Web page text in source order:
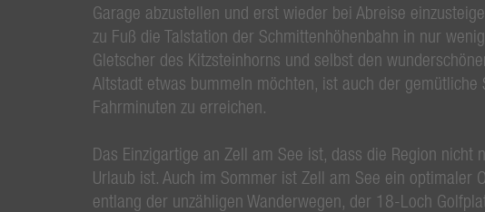
Garage abzustellen und erst wieder bei Abreise
zu Fuß die Talstation der Schmittenhöhenbahn in nur
Gletscher des Kitzsteinhorns und selbst den
Altstadt etwas bummeln möchten, ist auch der
Fahrminuten zu erreichen.
Das Einzigartige an Zell am See ist, dass die Region
Urlaub ist. Auch im Sommer ist Zell am See ein optimaler
entlang der unzähligen Wanderwegen, der 18-Loch